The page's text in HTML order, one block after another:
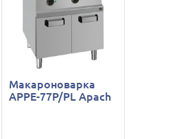
Макароноварка
APPE-77P/PL Apach